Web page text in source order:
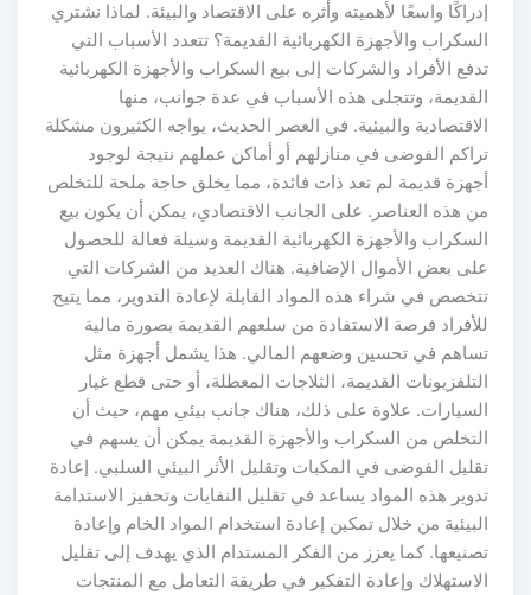
إدراكًا واسعًا لأهميته وأثره على الاقتصاد والبيئة. لماذا نشتري
السكراب والأجهزة الكهربائية القديمة؟ تتعدد الأسباب التي
تدفع الأفراد والشركات إلى بيع السكراب والأجهزة الكهربائية
القديمة، وتتجلى هذه الأسباب في عدة جوانب، منها
الاقتصادية والبيئية. في العصر الحديث، يواجه الكثيرون مشكلة
تراكم الفوضى في منازلهم أو أماكن عملهم نتيجة لوجود
أجهزة قديمة لم تعد ذات فائدة، مما يخلق حاجة ملحة للتخلص
من هذه العناصر. على الجانب الاقتصادي، يمكن أن يكون بيع
السكراب والأجهزة الكهربائية القديمة وسيلة فعالة للحصول
على بعض الأموال الإضافية. هناك العديد من الشركات التي
تتخصص في شراء هذه المواد القابلة لإعادة التدوير، مما يتيح
للأفراد فرصة الاستفادة من سلعهم القديمة بصورة مالية
تساهم في تحسين وضعهم المالي. هذا يشمل أجهزة مثل
التلفزيونات القديمة، الثلاجات المعطلة، أو حتى قطع غيار
السيارات. علاوة على ذلك، هناك جانب بيئي مهم، حيث أن
التخلص من السكراب والأجهزة القديمة يمكن أن يسهم في
تقليل الفوضى في المكبات وتقليل الأثر البيئي السلبي. إعادة
تدوير هذه المواد يساعد في تقليل النفايات وتحفيز الاستدامة
البيئية من خلال تمكين إعادة استخدام المواد الخام وإعادة
تصنيعها. كما يعزز من الفكر المستدام الذي يهدف إلى تقليل
الاستهلاك وإعادة التفكير في طريقة التعامل مع المنتجات